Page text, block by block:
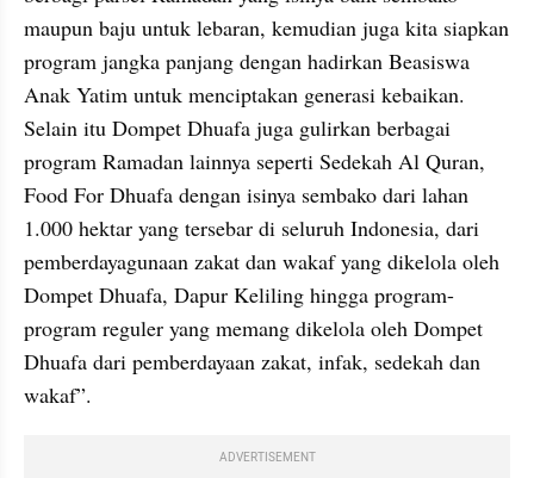
maupun baju untuk lebaran, kemudian juga kita siapkan
program jangka panjang dengan hadirkan Beasiswa
Anak Yatim untuk menciptakan generasi kebaikan.
Selain itu Dompet Dhuafa juga gulirkan berbagai
program Ramadan lainnya seperti Sedekah Al Quran,
Food For Dhuafa dengan isinya sembako dari lahan
1.000 hektar yang tersebar di seluruh Indonesia, dari
pemberdayagunaan zakat dan wakaf yang dikelola oleh
Dompet Dhuafa, Dapur Keliling hingga program-
program reguler yang memang dikelola oleh Dompet
Dhuafa dari pemberdayaan zakat, infak, sedekah dan
wakaf”.
ADVERTISEMENT